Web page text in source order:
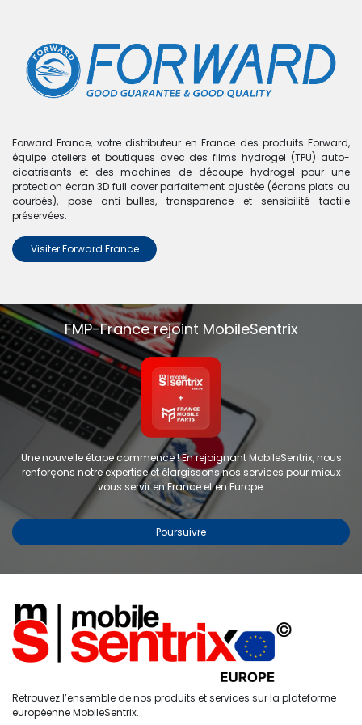
Étiquettes
Accueil Recherche
0
Compte
Boutique 0 articles trouvés.
Nous n'avons trouvé aucun
produit !
Aucun produit défini dans la catégorieNova 2 Plus.
Forward France, votre distributeur en France des produits Forward,
équipe ateliers et boutiques avec des films hydrogel (TPU) auto-
cicatrisants et des machines de découpe hydrogel pour une
protection écran 3D full cover parfaitement ajustée (écrans plats ou
courbés), pose anti-bulles, transparence et sensibilité tactile
préservées.
Visiter Forward France
FMP-France rejoint MobileSentrix
Une nouvelle étape commence ! En rejoignant MobileSentrix, nous
renforçons notre expertise et élargissons nos services pour mieux
vous servir en France et en Europe.
Poursuivre
Retrouvez l’ensemble de nos produits et services sur la plateforme
européenne MobileSentrix.
Copyright © 2024 FMP-France. Tous droits réservés